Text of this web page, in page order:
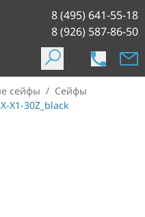
8 (495) 641-55-18
8 (926) 587-86-50
сейфы / Сейфы
X1-30Z_black